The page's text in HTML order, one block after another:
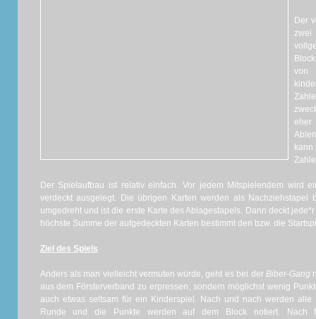
Der
von
kann
Der Spielaufbau ist relativ einfach. Vor jedem Mitspielendem wird
verdeckt ausgelegt. Die übrigen Karten werden als Nachziehstapel
umgedreht und ist die erste Karte des Ablagestapels. Dann deckt
höchste Summe der aufgedeckten Karten bestimmt den bzw. die
Ziel des Spiels
Anders als man vielleicht vermuten würde, geht es bei der Biber-Gang
aus dem Försterverband zu erpressen, sondern möglichst wenig
auch etwas seltsam für ein Kinderspiel. Nach und nach werden
Runde und die Punkte werden auf dem Block notiert. Nach